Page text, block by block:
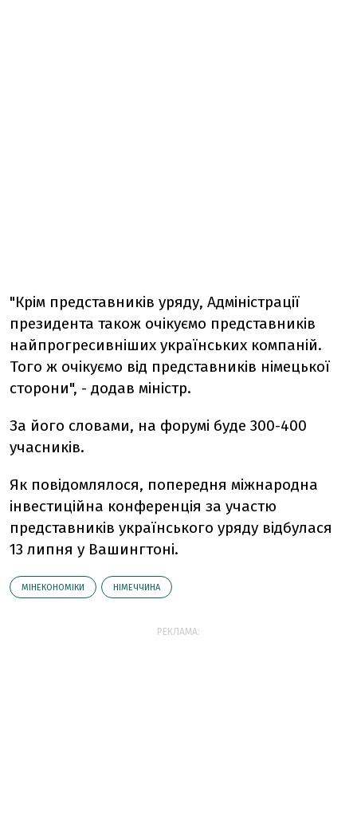
"Крім представників уряду, Адміністрації
президента також очікуємо представників
найпрогресивніших українських компаній.
Того ж очікуємо від представників німецької
сторони", - додав міністр.
За його словами, на форумі буде 300-400
учасників.
Як повідомлялося, попередня міжнародна
інвестиційна конференція за участю
представників українського уряду відбулася
13 липня у Вашингтоні.
МІНЕКОНОМІКИ НІМЕЧЧИНА
РЕКЛАМА: